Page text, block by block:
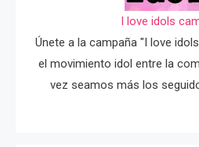
I love idols
Únete a la campaña "I love
el movimiento idol entre la
vez seamos más los